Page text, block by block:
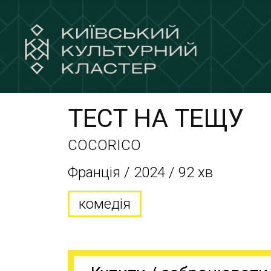
ТЕСТ НА ТЕЩУ
COCORICO
Франція / 2024 / 92 хв
комедія